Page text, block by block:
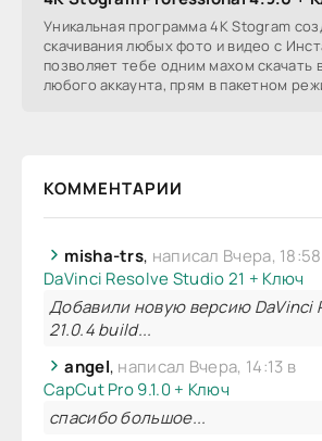
Уникальная программа 4K Stogram
скачивания любых фото и видео с
позволяет тебе одним махом скачать
любого аккаунта, прям в пакетном
КОММЕНТАРИИ
misha-trs, написал Вчера,
DaVinci Resolve Studio 21 + Ключ
Добавили новую версию DaVinci
21.0.4 build...
angel, написал Вчера, 14:13 в
CapCut Pro 9.1.0 + Ключ
спасибо большое...